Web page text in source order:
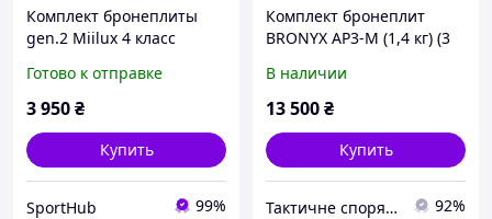
Комплект бронеплиты
gen.2 Miilux 4 класс
Готово к отправке
3 950₴
Купить
SportHub 99%
Комплект бронеплит
BRONYX AP3-M (1,4 кг) (3
В наличии
13 500₴
Купить
Тактичне спорядження 92%